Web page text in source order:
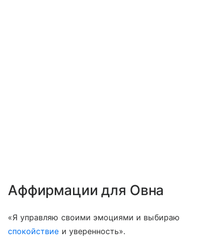
Аффирмации для Овна
«Я управляю своими эмоциями и выбираю
спокойствие и уверенность».